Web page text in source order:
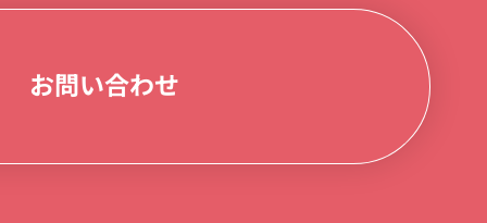
お問い合わせ